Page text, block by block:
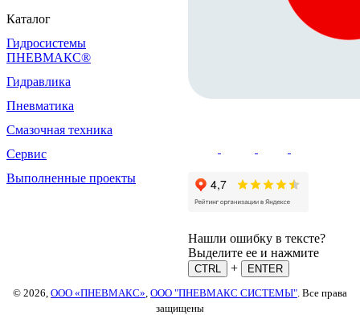
Каталог
Гидросистемы
ПНЕВМАКС®
Гидравлика
Пневматика
Смазочная техника
Сервис
Выполненные проекты
Нашли ошибку в тексте?
Выделите ее и нажмите
CTRL +
ENTER
© 2026, ООО «ПНЕВМАКС» ООО "ПНЕВМАКС СИСТЕМЫ" . Все права
защищены